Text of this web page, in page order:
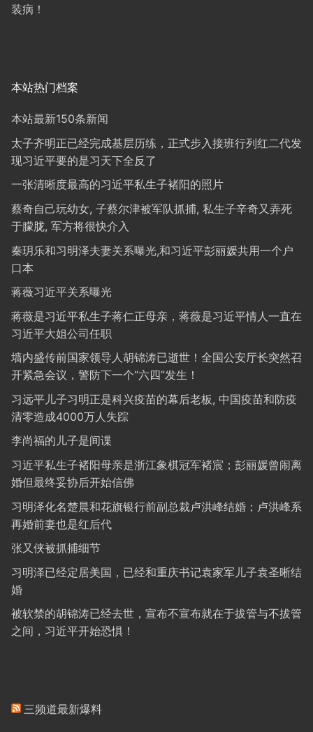
装病！
本站热门档案
本站最新150条新闻
太子齐明正已经完成基层历练，正式步入接班行列红二代发
现习近平要的是习天下全反了
一张清晰度最高的习近平私生子褚阳的照片
蔡奇自己玩幼女, 子蔡尔津被军队抓捕, 私生子辛奇又弄死
于朦胧, 军方将很快介入
秦玥乐和习明泽夫妻关系曝光,和习近平彭丽媛共用一个户
口本
蒋薇习近平关系曝光
蒋薇是习近平私生子蒋仁正母亲，蒋薇是习近平情人一直在
习近平大姐公司任职
墙内盛传前国家领导人胡锦涛已逝世！全国公安厅长突然召
开紧急会议，警防下一个“六四”发生！
习远平儿子习明正是科兴疫苗的幕后老板, 中国疫苗和防疫
清零造成4000万人失踪
李尚福的儿子是间谍
习近平私生子褚阳母亲是浙江象棋冠军褚宸；彭丽媛曾闹离
婚但最终妥协后开始信佛
习明泽化名楚晨和花旗银行前副总裁卢洪峰结婚；卢洪峰系
再婚前妻也是红后代
张又侠被抓捕细节
习明泽已经定居美国，已经和重庆书记袁家军儿子袁圣晰结
婚
被软禁的胡锦涛已经去世，宣布不宣布就在于拔管与不拔管
之间，习近平开始恐惧！
三频道最新爆料